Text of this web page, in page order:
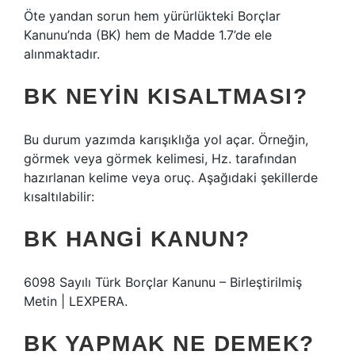
Öte yandan sorun hem yürürlükteki Borçlar
Kanunu’nda (BK) hem de Madde 1.7’de ele
alınmaktadır.
BK NEYIN KISALTMASI?
Bu durum yazımda karışıklığa yol açar. Örneğin,
görmek veya görmek kelimesi, Hz. tarafından
hazırlanan kelime veya oruç. Aşağıdaki şekillerde
kısaltılabilir:
BK HANGI KANUN?
6098 Sayılı Türk Borçlar Kanunu – Birleştirilmiş
Metin | LEXPERA.
BK YAPMAK NE DEMEK?